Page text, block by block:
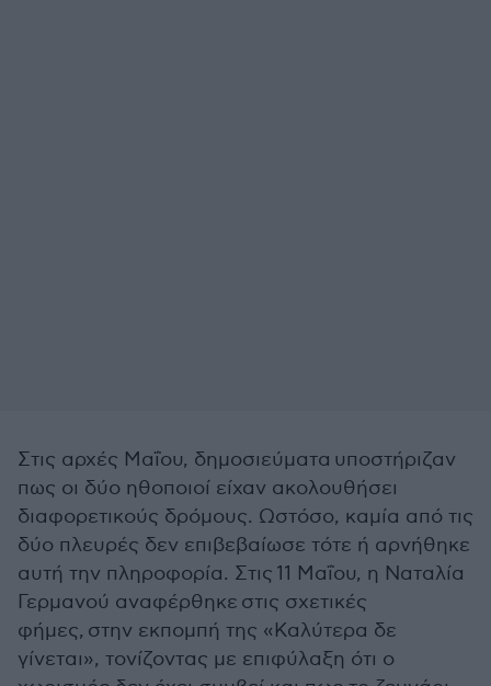
Στις αρχές Μαΐου, δημοσιεύματα υποστήριζαν
πως οι δύο ηθοποιοί είχαν ακολουθήσει
διαφορετικούς δρόμους. Ωστόσο, καμία από τις
δύο πλευρές δεν επιβεβαίωσε τότε ή αρνήθηκε
αυτή την πληροφορία. Στις 11 Μαΐου, η Ναταλία
Γερμανού αναφέρθηκε στις σχετικές
φήμες, στην εκπομπή της «Καλύτερα δε
γίνεται», τονίζοντας με επιφύλαξη ότι ο